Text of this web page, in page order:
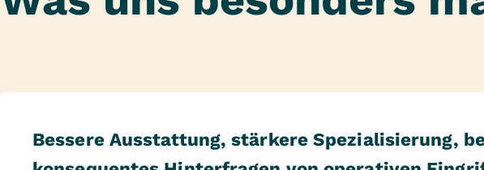
Bessere Ausstattung, stärkere Spezialisierung,